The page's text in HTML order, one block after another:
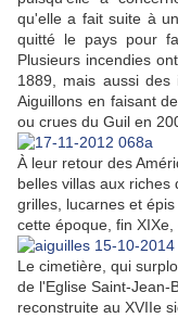
qu'elle a fait suite à
quitté le pays pour
Plusieurs incendies
1889, mais aussi
Aiguillons en faisant
ou crues du Guil en
À leur retour des
belles villas aux
grilles, lucarnes et
cette époque, fin XIXe,
Le cimetière, qui
de l'Eglise Saint-Jean-
reconstruite au XVIIe